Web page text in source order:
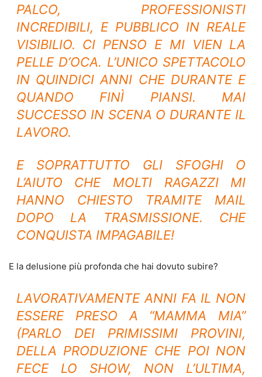
PALCO, PROFESSIONISTI
INCREDIBILI, E PUBBLICO IN REALE
VISIBILIO. CI PENSO E MI VIEN LA
PELLE D’OCA. L’UNICO SPETTACOLO
IN QUINDICI ANNI CHE DURANTE E
QUANDO FINÌ PIANSI. MAI
SUCCESSO IN SCENA O DURANTE IL
LAVORO.
E SOPRATTUTTO GLI SFOGHI O
L’AIUTO CHE MOLTI RAGAZZI MI
HANNO CHIESTO TRAMITE MAIL
DOPO LA TRASMISSIONE. CHE
CONQUISTA IMPAGABILE!
E la delusione più profonda che hai dovuto subire?
LAVORATIVAMENTE ANNI FA IL NON
ESSERE PRESO A “MAMMA MIA”
(PARLO DEI PRIMISSIMI PROVINI,
DELLA PRODUZIONE CHE POI NON
FECE LO SHOW, NON L’ULTIMA,